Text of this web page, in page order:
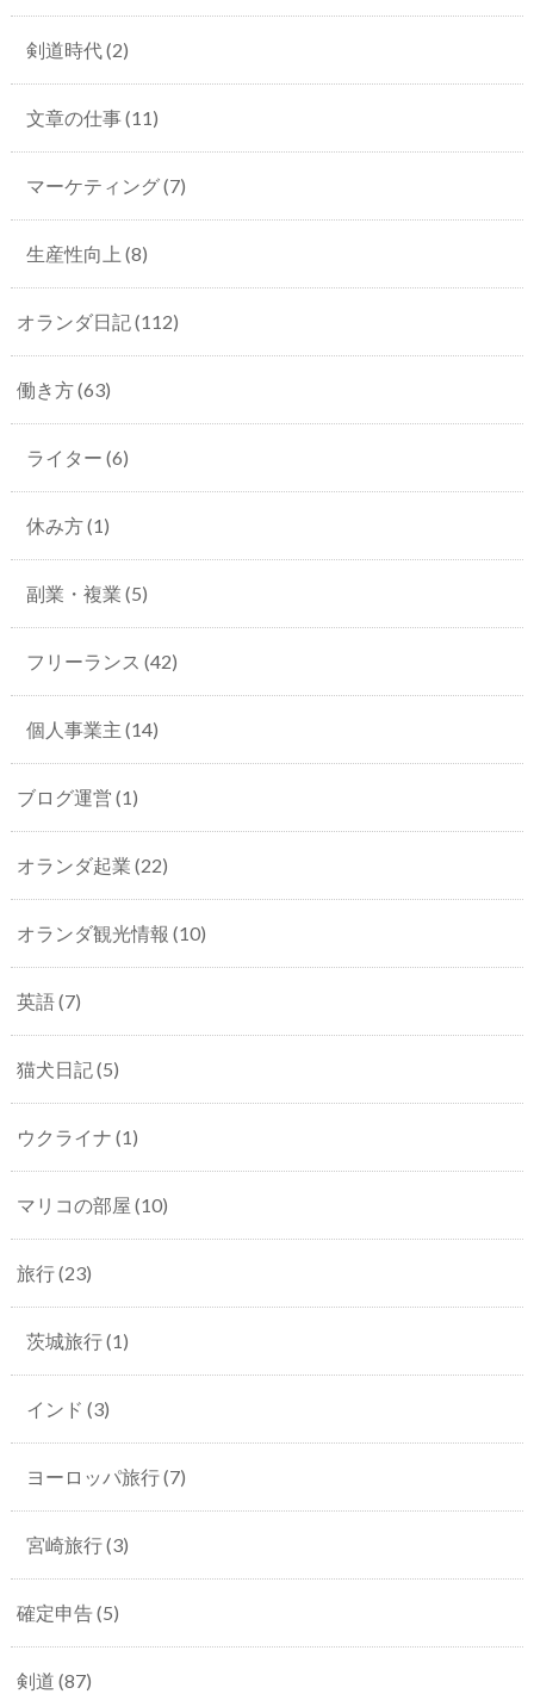
剣道時代(2)
文章の仕事(11)
マーケティング(7)
生産性向上 (8)
オランダ日記(112)
働き方(63)
ライター (6)
休み方(1)
副業・複業 (5)
フリーランス (42)
個人事業主 (14)
ブログ運営 (1)
オランダ起業 (22)
オランダ観光情報 (10)
英語(7)
猫犬日記(5)
ウクライナ (1)
マリコの部屋 (10)
旅行(23)
茨城旅行(1)
インド (3)
ヨーロッパ旅行(7)
宮崎旅行(3)
確定申告(5)
剣道 (87)